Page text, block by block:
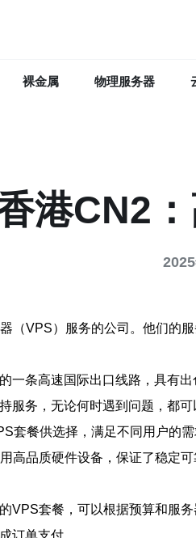
裸金属 物理服务器
港CN2
（VPS）服务的公司。他们的
条高速国际出口线路，具有
务，无论何时遇到问题，都可
套餐供选择，满足不同用户的需
高品质硬件设备，保证了稳定可
套餐，可以根据预算和服务
订单支付。